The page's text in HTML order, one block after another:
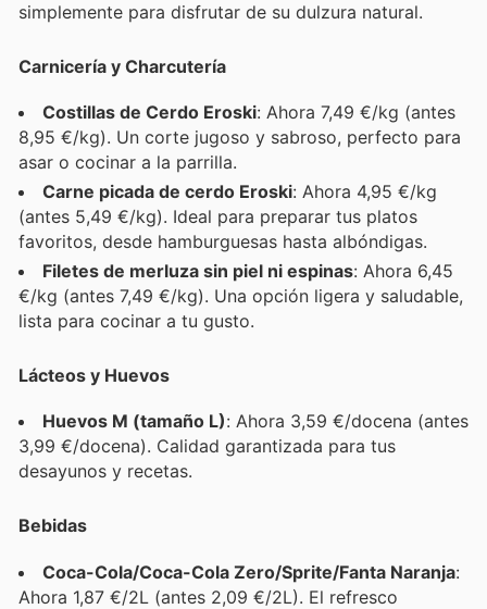
simplemente para disfrutar de su dulzura natural.
Carnicería y Charcutería
Costillas de Cerdo Eroski: Ahora 7,49 €/kg (antes
8,95 €/kg). Un corte jugoso y sabroso, perfecto para
asar o cocinar a la parrilla.
Carne picada de cerdo Eroski: Ahora 4,95 €/kg
(antes 5,49 €/kg). Ideal para preparar tus platos
favoritos, desde hamburguesas hasta albóndigas.
Filetes de merluza sin piel ni espinas: Ahora 6,45
€/kg (antes 7,49 €/kg). Una opción ligera y saludable,
lista para cocinar a tu gusto.
Lácteos y Huevos
Huevos M (tamaño L): Ahora 3,59 €/docena (antes
3,99 €/docena). Calidad garantizada para tus
desayunos y recetas.
Bebidas
Coca-Cola/Coca-Cola Zero/Sprite/Fanta Naranja:
Ahora 1,87 €/2L (antes 2,09 €/2L). El refresco